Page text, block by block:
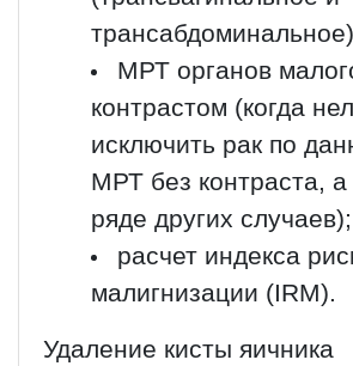
МРТ органов
контрастом (когда
исключить рак по
МРТ без контраста, а
ряде других случаев);
расчет индекса
малигнизации (IRM).
Удаление кисты яичника